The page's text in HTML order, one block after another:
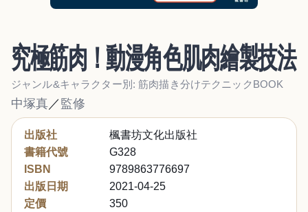
究極筋肉！動漫角色肌肉繪製技法
ジャンル&キャラクター別: 筋肉描き分けテクニックBOOK
中塚真 ／ 監修
出版社
楓書坊文化出版社
書籍代號
G328
ISBN
9789863776697
出版日期
2021-04-25
定價
350